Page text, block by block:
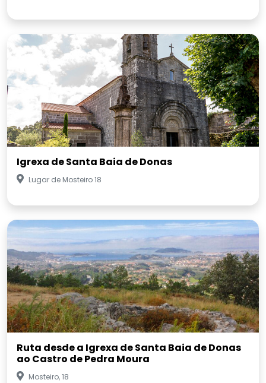
Igrexa de Santa Baia de Donas
Lugar de Mosteiro 18
Ruta desde a Igrexa de Santa Baia de Donas
ao Castro de Pedra Moura
Mosteiro, 18